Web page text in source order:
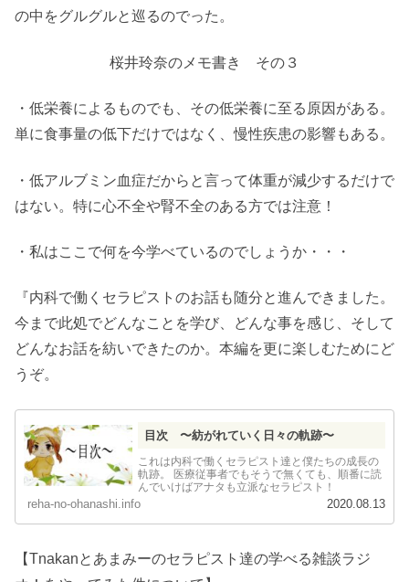
の中をグルグルと巡るのでった。
桜井玲奈のメモ書き その３
・低栄養によるものでも、その低栄養に至る原因がある。
単に食事量の低下だけではなく、慢性疾患の影響もある。
・低アルブミン血症だからと言って体重が減少するだけで
はない。特に心不全や腎不全のある方では注意！
・私はここで何を今学べているのでしょうか・・・
『内科で働くセラピストのお話も随分と進んできました。
今まで此処でどんなことを学び、どんな事を感じ、そして
どんなお話を紡いできたのか。本編を更に楽しむためにど
うぞ。
目次 〜紡がれていく日々の軌跡〜
これは内科で働くセラピスト達と僕たちの成長の
軌跡。 医療従事者でもそうで無くても、順番に読
んでいけばアナタも立派なセラピスト！
reha-no-ohanashi.info 2020.08.13
【Tnakanとあまみーのセラピスト達の学べる雑談ラジ